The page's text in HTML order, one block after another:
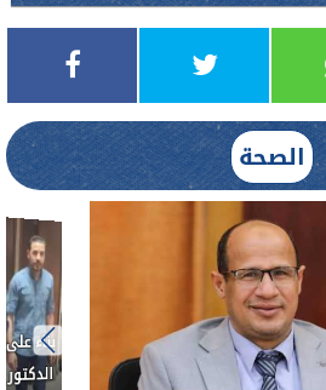
الصحة